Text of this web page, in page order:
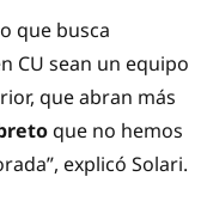
que busca
CU sean un equipo
que abran más
que no hemos
explicó Solari.